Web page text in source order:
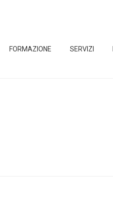
FORMAZIONE SERVIZI